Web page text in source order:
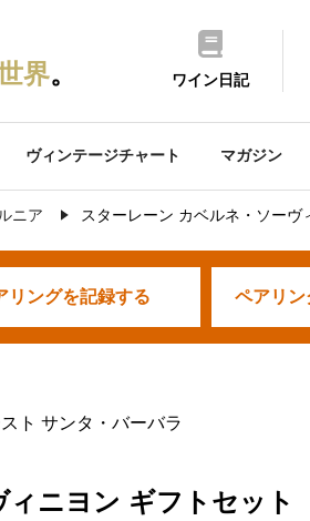
界。 ワイン日記
ヴィンテージチャート マガジン
ニア スターレーン カベルネ・ソーヴ
リングを記録する ペアリン
ト サンタ・バーバラ
ニヨン ギフトセット